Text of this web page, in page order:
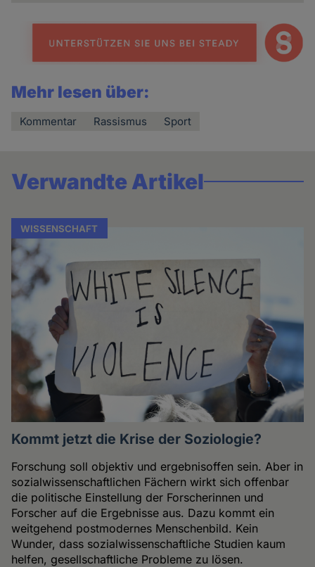
Mehr lesen über:
Kommentar Rassismus Sport
Verwandte Artikel
WISSENSCHAFT
Kommt jetzt die Krise der Soziologie?
Forschung soll objektiv und ergebnisoffen sein. Aber in
sozialwissenschaftlichen Fächern wirkt sich offenbar
die politische Einstellung der Forscherinnen und
Forscher auf die Ergebnisse aus. Dazu kommt ein
weitgehend postmodernes Menschenbild. Kein
Wunder, dass sozialwissenschaftliche Studien kaum
helfen, gesellschaftliche Probleme zu lösen.